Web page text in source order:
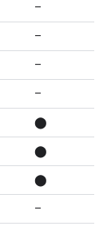
–
–
–
–
⬤
⬤
⬤
–